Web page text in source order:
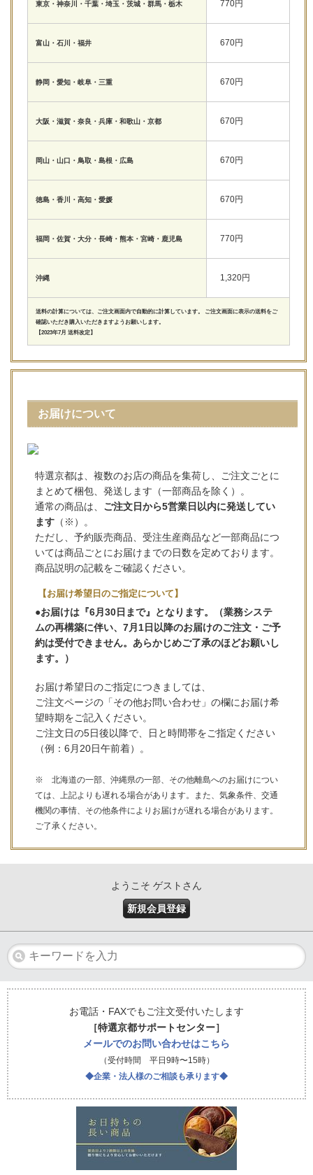
東京・神奈川・千葉・埼玉・茨城・群馬・栃木 770円
富山・石川・福井 670円
静岡・愛知・岐阜・三重 670円
大阪・滋賀・奈良・兵庫・和歌山・京都 670円
岡山・山口・鳥取・島根・広島 670円
徳島・香川・高知・愛媛 670円
福岡・佐賀・大分・長崎・熊本・宮崎・鹿児島 770円
沖縄 1,320円
送料の計算については、ご注文画面内で自動的に計算しています。 ご注文画面に表示の送料をご
確認いただき購入いただきますようお願いします。
【2023年7月 送料改定】
お届けについて
特選京都は、複数のお店の商品を集荷し、ご注文ごとに
まとめて梱包、発送します（一部商品を除く）。
通常の商品は、 ご注文日から5営業日以内に発送してい
ます （※）。
ただし、予約販売商品、受注生産商品など一部商品につ
いては商品ごとにお届けまでの日数を定めております。
商品説明の記載をご確認ください。
【お届け希望日のご指定について】
●お届けは『6月30日まで』となります。（業務システ
ムの再構築に伴い、7月1日以降のお届けのご注文・ご予
約は受付できません。あらかじめご了承のほどお願いし
ます。）
お届け希望日のご指定につきましては、
ご注文ページの「その他お問い合わせ」の欄にお届け希
望時期をご記入ください。
ご注文日の5日後以降で、日と時間帯をご指定ください
（例：6月20日午前着）。
※ 北海道の一部、沖縄県の一部、その他離島へのお届けについ
ては、上記よりも遅れる場合があります。また、気象条件、交通
機関の事情、その他条件によりお届けが遅れる場合があります。
ご了承ください。
ようこそ ゲストさん
新規会員登録
お電話・FAXでもご注文受付いたします
［特選京都サポートセンター］
メールでのお問い合わせはこちら
（受付時間 平日9時〜15時）
◆企業・法人様のご相談も承ります◆